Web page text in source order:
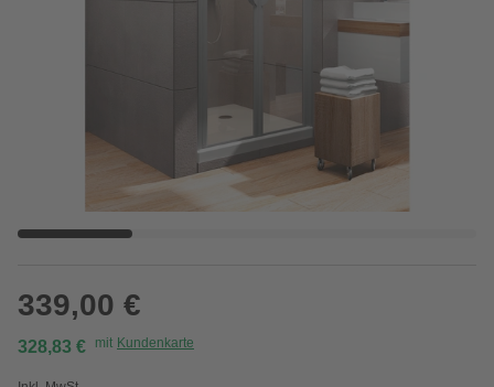
339,00 €
328,83 € mit Kundenkarte